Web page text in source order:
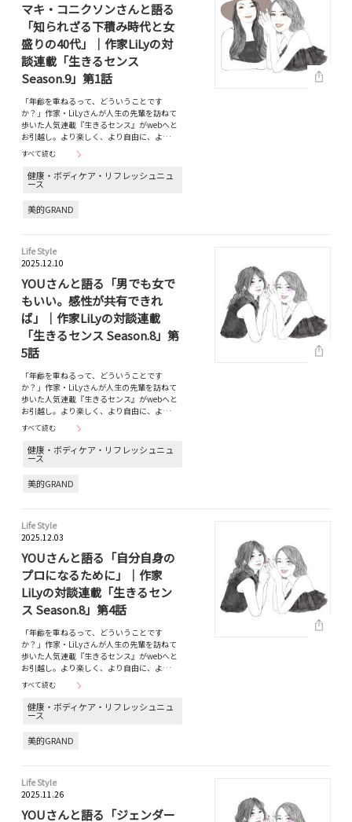
マキ・コニクソンさんと語る
「知られざる下積み時代と女
盛りの40代」｜作家LiLyの対
談連載「生きるセンス
Season.9」第1話
「年齢を重ねるって、どういうことです
か？」作家・LiLyさんが人生の先輩を訪ねて
歩いた人気連載『生きるセンス』がwebへと
お引越し。より楽しく、より自由に、よ…
すべて読む
健康・ボディケア・リフレッシュニュ
ース
美的GRAND
Life Style
2025.12.10
YOUさんと語る「男でも女で
もいい。感性が共有できれ
ば」｜作家LiLyの対談連載
「生きるセンス Season.8」第
5話
「年齢を重ねるって、どういうことです
か？」作家・LiLyさんが人生の先輩を訪ねて
歩いた人気連載『生きるセンス』がwebへと
お引越し。より楽しく、より自由に、よ…
すべて読む
健康・ボディケア・リフレッシュニュ
ース
美的GRAND
Life Style
2025.12.03
YOUさんと語る「自分自身の
プロになるために」｜作家
LiLyの対談連載「生きるセン
ス Season.8」第4話
「年齢を重ねるって、どういうことです
か？」作家・LiLyさんが人生の先輩を訪ねて
歩いた人気連載『生きるセンス』がwebへと
お引越し。より楽しく、より自由に、よ…
すべて読む
健康・ボディケア・リフレッシュニュ
ース
美的GRAND
Life Style
2025.11.26
YOUさんと語る「ジェンダー